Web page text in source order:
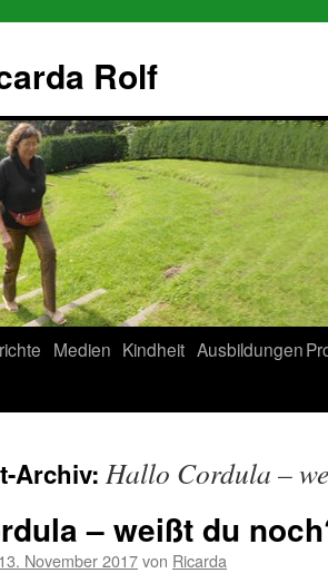
Rolf
Medien Kindheit Ausbildungen
Archiv: Hallo Cordula –
– weißt du
13. November 2017von Ricarda